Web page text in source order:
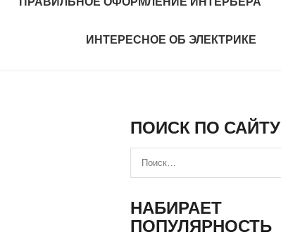
ИНТЕРЕСНОЕ ОБ ЭЛЕКТРИКЕ
ПОИСК ПО САЙТУ
НАБИРАЕТ
ПОПУЛЯРНОСТЬ